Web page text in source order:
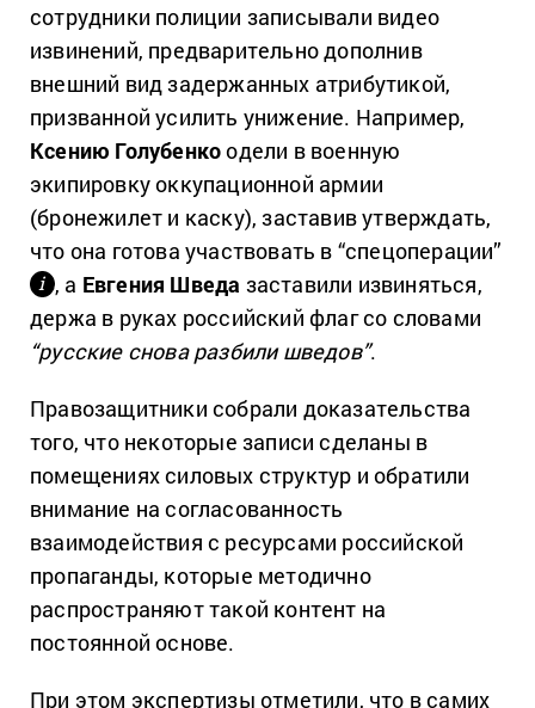
сотрудники полиции записывали видео
извинений, предварительно дополнив
внешний вид задержанных атрибутикой,
призванной усилить унижение. Например,
Ксению Голубенкоодели в военную
экипировку оккупационной армии
(бронежилет и каску), заставив утверждать,
что она готова участвовать в “спецоперации”
і , а Евгения Шведа заставили извиняться,
держа в руках российский флаг со словами
“русские снова разбили шведов”.
Правозащитники собрали доказательства
того, что некоторые записи сделаны в
помещениях силовых структур и обратили
внимание на согласованность
взаимодействия с ресурсами российской
пропаганды, которые методично
распространяют такой контент на
постоянной основе.
При этом экспертизы отметили, что в самих